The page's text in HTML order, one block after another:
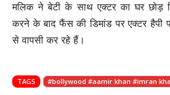
मलिक ने बेटी के साथ एक्टर का घर छोड़
करने के बाद फैंस की डिमांड पर एक्टर हैपी
से वापसी कर रहे हैं।
TAGS #bollywood #aamir khan #imran